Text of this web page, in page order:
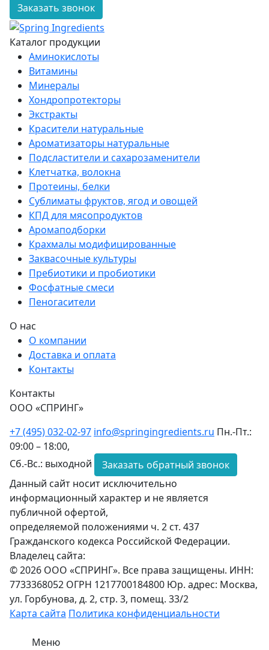
Заказать звонок
Каталог продукции
Аминокислоты
Витамины
Минералы
Хондропротекторы
Экстракты
Красители натуральные
Ароматизаторы натуральные
Подсластители и сахарозаменители
Клетчатка, волокна
Протеины, белки
Сублиматы фруктов, ягод и овощей
КПД для мясопродуктов
Аромаподборки
Крахмалы модифицированные
Заквасочные культуры
Пребиотики и пробиотики
Фосфатные смеси
Пеногасители
О нас
О компании
Доставка и оплата
Контакты
Контакты
ООО «СПРИНГ»
+7 (495) 032-02-97 info@springingredients.ru Пн.-Пт.:
09:00 – 18:00,
Сб.-Вс.: выходной
Заказать обратный звонок
Данный сайт носит исключительно
информационный характер и не является
публичной офертой,
определяемой положениями ч. 2 ст. 437
Гражданского кодекса Российской Федерации.
Владелец сайта:
© 2026 ООО «СПРИНГ». Все права защищены. ИНН:
7733368052 ОГРН 1217700184800 Юр. адрес: Москва,
ул. Горбунова, д. 2, стр. 3, помещ. 33/2
Карта сайта Политика конфиденциальности
Меню